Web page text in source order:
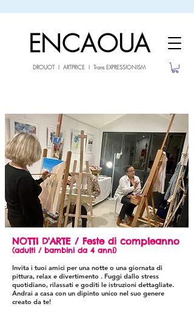
ENCAOUA
DROUOT I ARTPRICE I Trans EXPRESSIONISM
NOTTI D'ARTE / Feste di compleanno
(adulti / bambini da 4 anni)
Invita i tuoi amici per una notte o una giornata di
pittura, relax e divertimento . Fuggi dallo stress
quotidiano, rilassati e goditi le istruzioni dettagliate.
Andrai a casa con un dipinto unico nel suo genere
creato da te!